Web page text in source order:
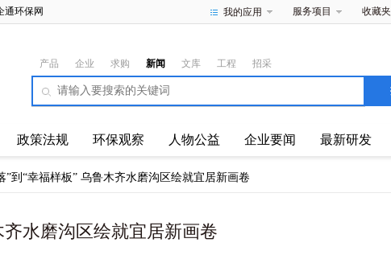
通环保网 我的应用 服务项目 收藏夹
产品 企业 求购 新闻 文库 工程 招采
政策法规 环保观察 人物公益 企业要闻 最新研发
”到“幸福样板” 乌鲁木齐水磨沟区绘就宜居新画卷
齐水磨沟区绘就宜居新画卷